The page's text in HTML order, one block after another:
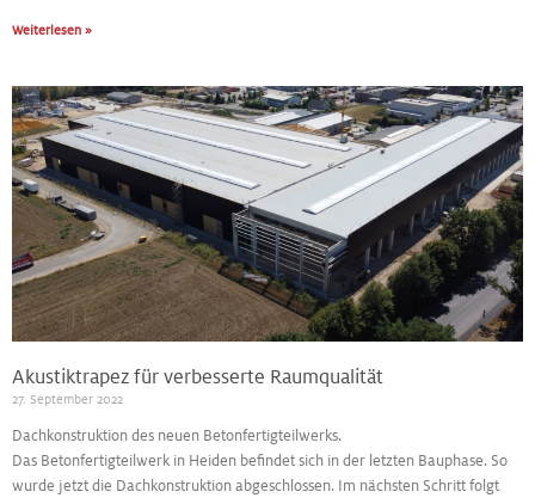
Weiterlesen »
Akustiktrapez für verbesserte Raumqualität
27. September 2022
Dachkonstruktion des neuen Betonfertigteilwerks.
Das Betonfertigteilwerk in Heiden befindet sich in der letzten Bauphase. So
wurde jetzt die Dachkonstruktion abgeschlossen. Im nächsten Schritt folgt